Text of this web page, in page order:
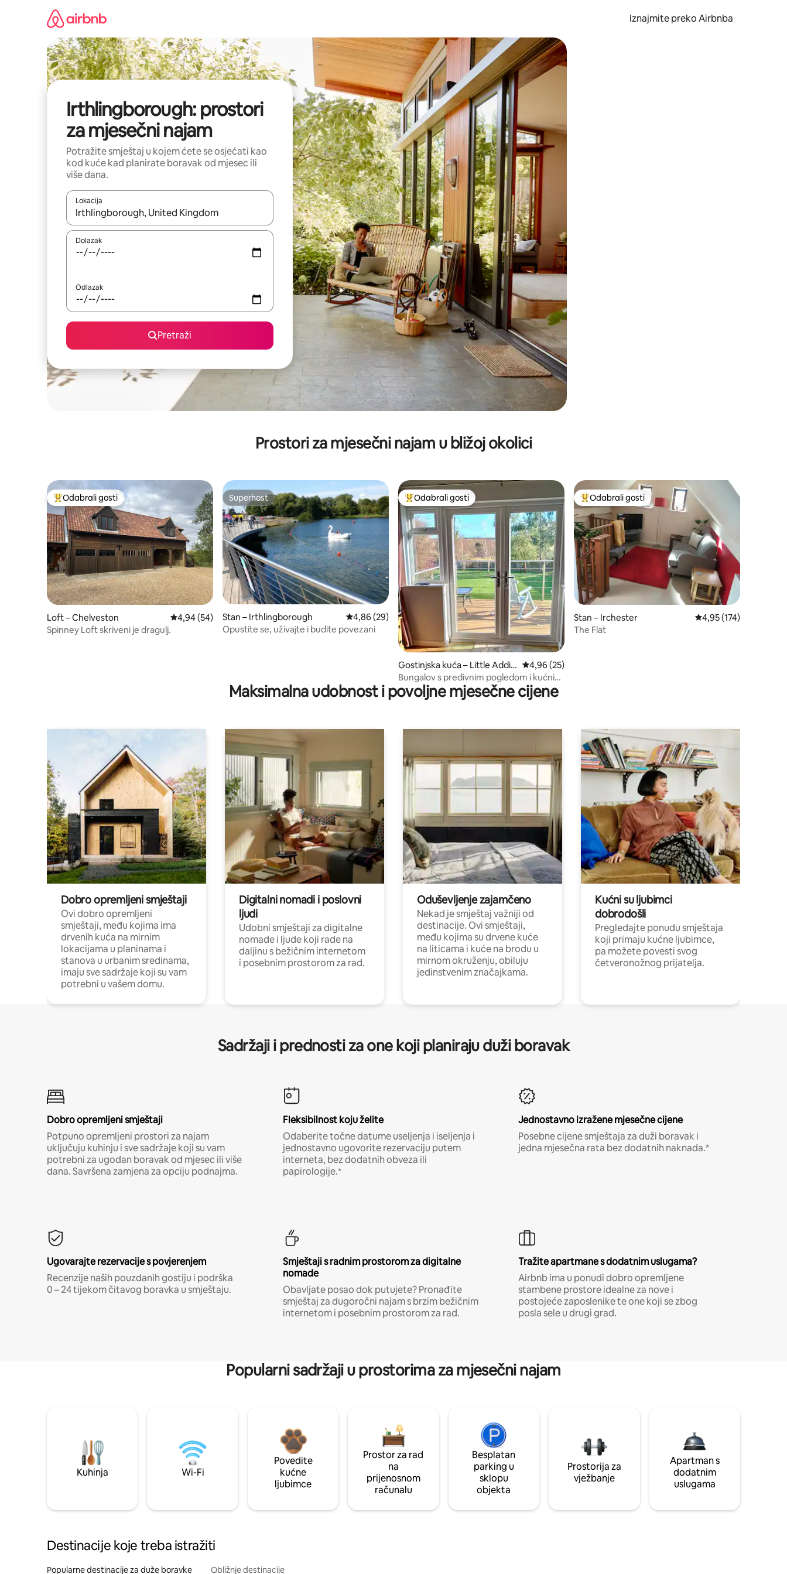
Iznajmite preko Airbnba
Irthlingborough: prostori
za mjesečni najam
Potražite smještaj u kojem ćete se osjećati kao
kod kuće kad planirate boravak od mjesec ili
više dana.
Lokacija
Kada budu dostupni rezultati, moći ćete ih pregledati koristeći se strelicama prema gore i prema dolje, kao i dodirom ili prelaskom prstom po zaslonu.
Dolazak
Odlazak
Pretraži
Prostori za mjesečni najam u bližoj okolici
Među najviše rangiranima s oznakom „Odabrali gosti”
Odabrali gosti
Loft – Chelveston Prosječna ocjena: 4,94/5, recenzija: 54
4,94 (54)
Spinney Loft skriveni je dragulj.
Superhost
Superhost
Stan – Irthlingborough Prosječna ocjena: 4,86/5, recenzija: 29
4,86 (29)
Opustite se, uživajte i budite povezani
Među najviše rangiranima s oznakom „Odabrali gosti”
Odabrali gosti
Gostinjska kuća – Little Addin
gton
Prosječna ocjena: 4,96/5, recenzija: 25
4,96 (25)
Bungalov s predivnim pogledom i kućnim
uredom
Među najviše rangiranima s oznakom „Odabrali gosti”
Odabrali gosti
Stan – Irchester Prosječna ocjena:
4,95 (174)
The Flat
Maksimalna udobnost i povoljne mjesečne cijene
Dobro opremljeni smještaji
Ovi dobro opremljeni
smještaji, među kojima ima
drvenih kuća na mirnim
lokacijama u planinama i
stanova u urbanim sredinama,
imaju sve sadržaje koji su vam
potrebni u vašem domu.
Digitalni nomadi i poslovni
ljudi
Udobni smještaji za digitalne
nomade i ljude koji rade na
daljinu s bežičnim internetom
i posebnim prostorom za rad.
Oduševljenje zajamčeno
Nekad je smještaj važniji od
destinacije. Ovi smještaji,
među kojima su drvene kuće
na liticama i kuće na brodu u
mirnom okruženju, obiluju
jedinstvenim značajkama.
Kućni su ljubimci
dobrodošli
Pregledajte ponudu smještaja
koji primaju kućne ljubimce,
pa možete povesti svog
četveronožnog prijatelja.
Sadržaji i prednosti za one koji planiraju duži boravak
Dobro opremljeni smještaji
Potpuno opremljeni prostori za najam
uključuju kuhinju i sve sadržaje koji su vam
potrebni za ugodan boravak od mjesec ili više
dana. Savršena zamjena za opciju podnajma.
Fleksibilnost koju želite
Odaberite točne datume useljenja i iseljenja i
jednostavno ugovorite rezervaciju putem
interneta, bez dodatnih obveza ili
papirologije.*
Jednostavno izražene mjesečne cijene
Posebne cijene smještaja za duži boravak i
jedna mjesečna rata bez dodatnih naknada.*
Ugovarajte rezervacije s povjerenjem
Recenzije naših pouzdanih gostiju i podrška
0 – 24 tijekom čitavog boravka u smještaju.
Smještaji s radnim prostorom za digitalne
nomade
Obavljate posao dok putujete? Pronađite
smještaj za dugoročni najam s brzim bežičnim
internetom i posebnim prostorom za rad.
Tražite apartmane s dodatnim uslugama?
Airbnb ima u ponudi dobro opremljene
stambene prostore idealne za nove i
postojeće zaposlenike te one koji se zbog
posla sele u drugi grad.
Popularni sadržaji u prostorima za mjesečni najam
Kuhinja Wi-Fi
Povedite
kućne
ljubimce
Prostor za rad
na
prijenosnom
računalu
Besplatan
parking u
sklopu
objekta
Prostorija za
vježbanje
Apartman s
dodatnim
uslugama
Destinacije koje treba istražiti
Popularne destinacije za duže boravke Obližnje destinacije